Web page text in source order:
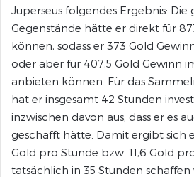
Juperseus folgendes Ergebnis:
Gegenstände hätte er direkt für
können, sodass er 373 Gold
oder aber für 407,5 Gold Gewinn
anbieten können. Für das
hat er insgesamt 42 Stunden
inzwischen davon aus, dass er es
geschafft hätte. Damit ergibt sich
Gold pro Stunde bzw. 11,6 Gold
tatsächlich in 35 Stunden schaffen